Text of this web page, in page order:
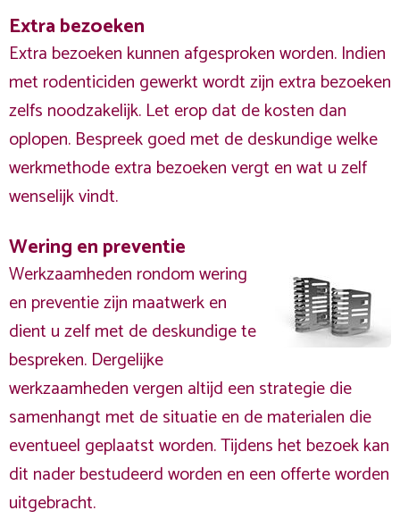
Extra bezoeken
Extra bezoeken kunnen afgesproken worden. Indien
met rodenticiden gewerkt wordt zijn extra bezoeken
zelfs noodzakelijk. Let erop dat de kosten dan
oplopen. Bespreek goed met de deskundige welke
werkmethode extra bezoeken vergt en wat u zelf
wenselijk vindt.
Wering en preventie
Werkzaamheden rondom wering
en preventie zijn maatwerk en
dient u zelf met de deskundige te
bespreken. Dergelijke
werkzaamheden vergen altijd een strategie die
samenhangt met de situatie en de materialen die
eventueel geplaatst worden. Tijdens het bezoek kan
dit nader bestudeerd worden en een offerte worden
uitgebracht.